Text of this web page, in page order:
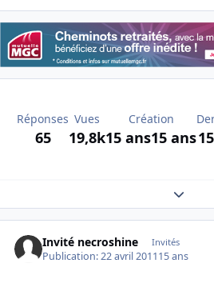
Réponses
65
Vues
19,8k
Création
15 ans15 ans
Invité necroshine Invités
Publication:22 avril 201115 ans